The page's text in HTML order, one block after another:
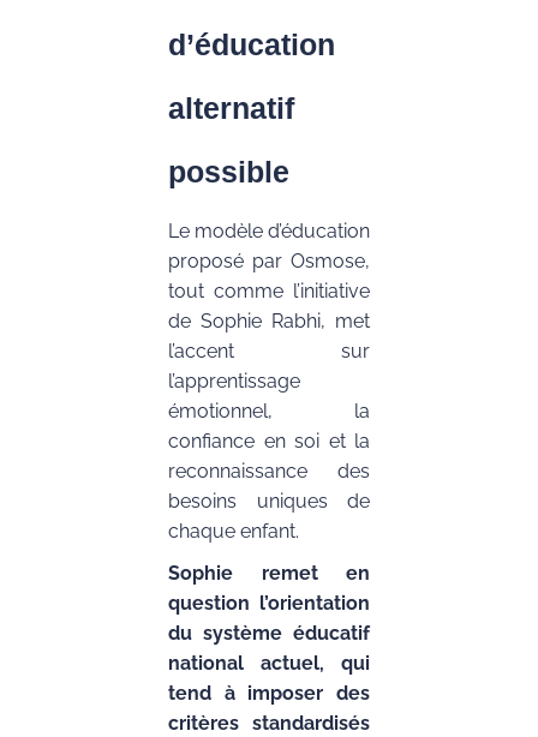
d’éducation
alternatif
possible
Le modèle d’éducation
proposé par Osmose,
tout comme l’initiative
de Sophie Rabhi, met
l’accent sur
l’apprentissage
émotionnel, la
confiance en soi et la
reconnaissance des
besoins uniques de
chaque enfant.
Sophie remet en
question l’orientation
du système éducatif
national actuel, qui
tend à imposer des
critères standardisés